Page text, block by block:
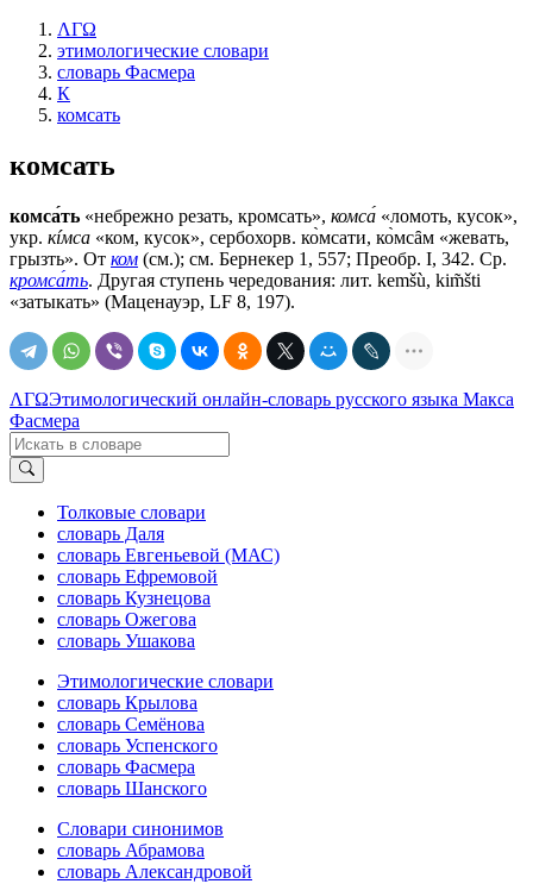
ΛΓΩ
этимологические словари
словарь Фасмера
К
комсать
комсать
комса́ть «небрежно резать, кромсать», комса́ «ломоть, кусок»,
укр. кíмса «ком, кусок», сербохорв. ко̀мсати, ко̀мсȃм «жевать,
грызть». От ком (см.); см. Бернекер 1, 557; Преобр. I, 342. Ср.
кромса́ть. Другая ступень чередования: лит. kemšù, kim̃šti
«затыкать» (Маценауэр, LF 8, 197).
ΛΓΩЭтимологический онлайн-словарь русского языка Макса
Фасмера
Толковые словари
словарь Даля
словарь Евгеньевой (МАС)
словарь Ефремовой
словарь Кузнецова
словарь Ожегова
словарь Ушакова
Этимологические словари
словарь Крылова
словарь Семёнова
словарь Успенского
словарь Фасмера
словарь Шанского
Словари синонимов
словарь Абрамова
словарь Александровой